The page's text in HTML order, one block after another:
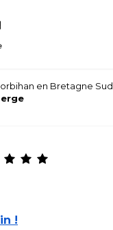
en Bretagne Sud
!